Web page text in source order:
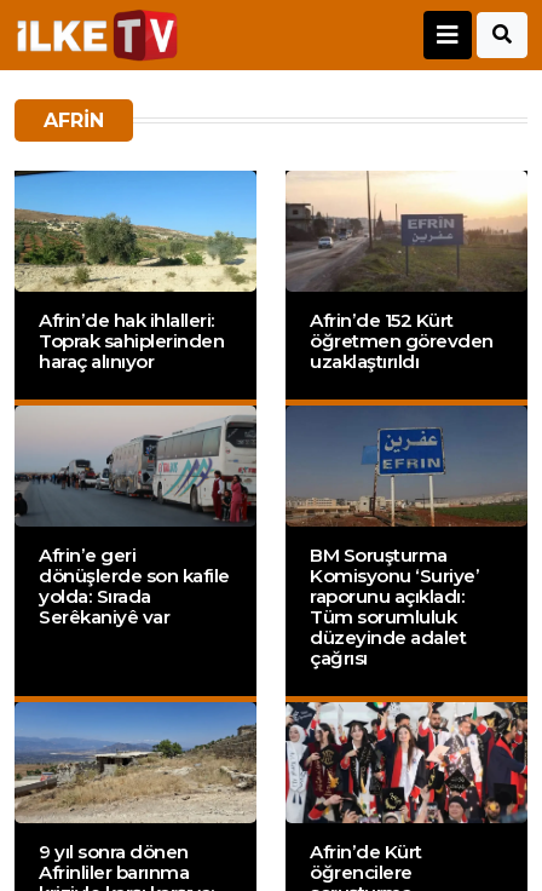
AFRIN
Afrin’de hak ihlalleri:
Toprak sahiplerinden
haraç alınıyor
Afrin’de 152 Kürt
öğretmen görevden
uzaklaştırıldı
Afrin’e geri
dönüşlerde son kafile
yolda: Sırada
Serêkaniyê var
BM Soruşturma
Komisyonu ‘Suriye’
raporunu açıkladı:
Tüm sorumluluk
düzeyinde adalet
çağrısı
9 yıl sonra dönen
Afrinliler barınma
Afrin’de Kürt
öğrencilere